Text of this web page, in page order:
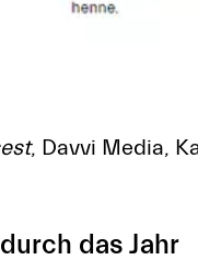
, Davvi Media,
das Jahr